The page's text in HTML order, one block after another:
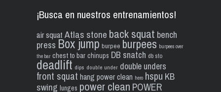
¡Busca en nuestros entrenamientos!
air squat Atlas stone back squat bench
press Box jump burpee burpees burpees over
the bar chest to bar chinups DB snatch db sto
deadlift dips double under double unders
front squat hang power clean hero hspu KB
swing lunges power clean POWER